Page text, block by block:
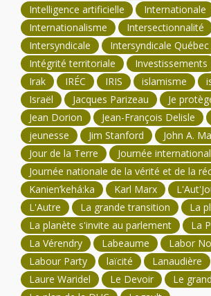
Intelligence artificielle
Internationale
Internationalisme
Intersectionnalité
Intersyndicale
Intersyndicale Québec
Intégrité territoriale
Investissements
Irak
IRÉC IRIS islamisme
Israël
Jacques Parizeau
Je
Jean Dorion
Jean-François Delisle
jeunesse
Jim Stanford
John A.
Jour de la Terre
Journée
Journée nationale de la vérité et de la
Kanien’kehá:ka
Karl Marx
L'Autre
La grande transition
La
La planète s'invite au parlement
La
La Vérendry
Labeaume
Labor
Labour Party
laïcité
Lanaudière
Laure Waridel
Le Devoir
Le